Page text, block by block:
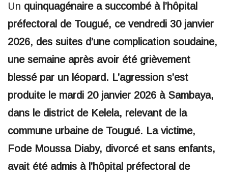
Un quinquagénaire a succombé à l’hôpital
préfectoral de Tougué, ce vendredi 30 janvier
2026, des suites d’une complication soudaine,
une semaine après avoir été grièvement
blessé par un léopard. L’agression s’est
produite le mardi 20 janvier 2026 à Sambaya,
dans le district de Kelela, relevant de la
commune urbaine de Tougué. La victime,
Fode Moussa Diaby, divorcé et sans enfants,
avait été admis à l’hôpital préfectoral de